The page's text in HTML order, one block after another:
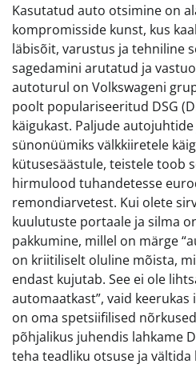
Kasutatud auto otsimine on
kompromisside kunst, kus
läbisõit, varustus ja tehniline
sagedamini arutatud ja
autoturul on Volkswageni
poolt populariseeritud DSG
käigukast. Paljude
sünonüümiks välkkiiretele
kütusesäästule, teistele toob
hirmulood tuhandetesse
remondiarvetest. Kui olete
kuulutuste portaale ja silma
pakkumine, millel on märge
on kriitiliselt oluline mõista,
endast kujutab. See ei ole
automaatkast”, vaid
on oma spetsiifilised
põhjalikus juhendis lahkame
teha teadliku otsuse ja vältida